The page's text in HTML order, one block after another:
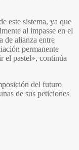
este sistema, ya que
al impasse en el
de alianza entre
permanente
el pastel», continúa
del futuro
de sus peticiones